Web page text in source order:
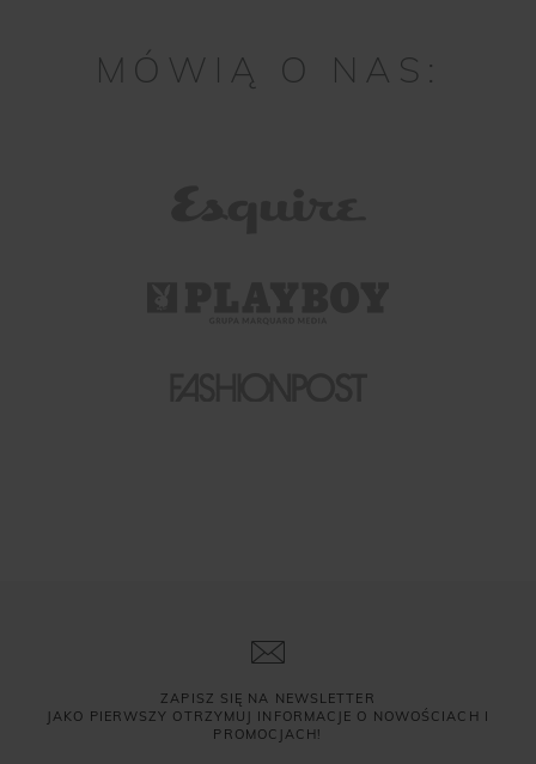
MÓWIĄ O NAS:
ZAPISZ SIĘ NA NEWSLETTER
JAKO PIERWSZY OTRZYMUJ INFORMACJE O NOWOŚCIACH I
PROMOCJACH!